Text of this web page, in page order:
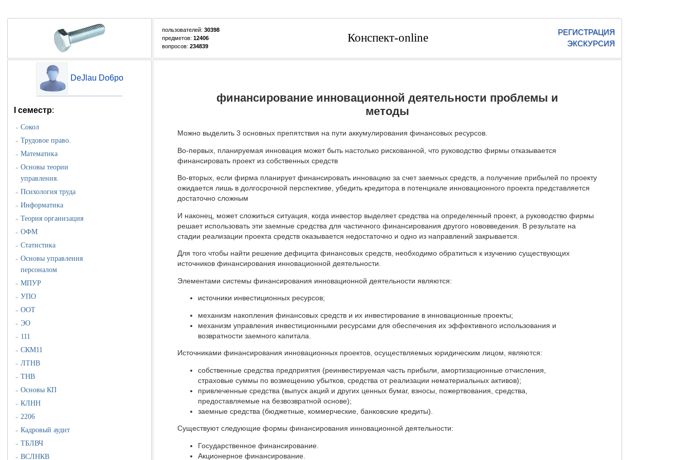
пользователей: 30398
предметов: 12406
вопросов: 234839
Конспект-online
РЕГИСТРАЦИЯ
ЭКСКУРСИЯ
DeJlau Do6po
I семестр:
» Сокол
» Трудовое право.
» Математика
» Основы теории
управления.
» Психология труда
» Информатика
» Теория организация
» ОФМ
» Статистика
» Основы управления
персоналом
» МПУР
» УПО
» ООТ
» ЭО
» 111
» СКМ11
» ЛТНВ
» ТНВ
» Основы КП
» КЛНН
» 2206
» Кадровый аудит
» ТБЛВЧ
» ВСЛНКВ
финансирование инновационной деятельности проблемы и
методы
Можно выделить 3 основных препятствия на пути аккумулирования финансовых ресурсов.
Во-первых, планируемая инновация может быть настолько рискованной, что руководство фирмы отказывается
финансировать проект из собственных средств
Во-вторых, если фирма планирует финансировать инновацию за счет заемных средств, а получение прибылей по проекту
ожидается лишь в долгосрочной перспективе, убедить кредитора в потенциале инновационного проекта представляется
достаточно сложным
И наконец, может сложиться ситуация, когда инвестор выделяет средства на определенный проект, а руководство фирмы
решает использовать эти заемные средства для частичного финансирования другого нововведения. В результате на
стадии реализации проекта средств оказывается недостаточно и одно из направлений закрывается.
Для того чтобы найти решение дефицита финансовых средств, необходимо обратиться к изучению существующих
источников финансирования инновационной деятельности.
Элементами системы финансирования инновационной деятельности являются:
источники инвестиционных ресурсов;
механизм накопления финансовых средств и их инвестирование в инновационные проекты;
механизм управления инвестиционными ресурсами для обеспечения их эффективного использования и
возвратности заемного капитала.
Источниками финансирования инновационных проектов, осуществляемых юридическим лицом, являются:
собственные средства предприятия (реинвестируемая часть прибыли, амортизационные отчисления,
страховые суммы по возмещению убытков, средства от реализации нематериальных активов);
привлеченные средства (выпуск акций и других ценных бумаг, взносы, пожертвования, средства,
предоставляемые на безвозвратной основе);
заемные средства (бюджетные, коммерческие, банковские кредиты).
Существуют следующие формы финансирования инновационной деятельности:
Государственное финансирование.
Акционерное финансирование.